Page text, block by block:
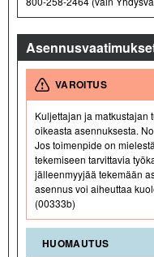
VAROITUS
Kuljettajan ja matkustajan
oikeasta asennuksesta.
Jos toimenpide on
tekemiseen tarvittavia
jälleenmyyjää tekemään
asennus voi aiheuttaa
(00333b)
HUOMAUTUS